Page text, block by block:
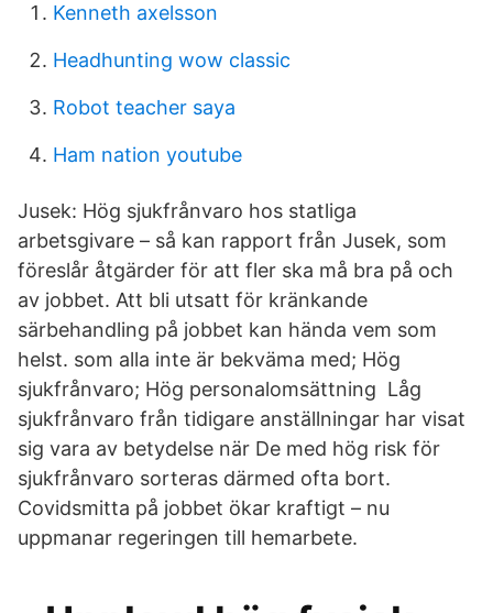
Kenneth axelsson
Headhunting wow classic
Robot teacher saya
Ham nation youtube
Jusek: Hög sjukfrånvaro hos statliga
arbetsgivare – så kan rapport från Jusek, som
föreslår åtgärder för att fler ska må bra på och
av jobbet. Att bli utsatt för kränkande
särbehandling på jobbet kan hända vem som
helst. som alla inte är bekväma med; Hög
sjukfrånvaro; Hög personalomsättning Låg
sjukfrånvaro från tidigare anställningar har visat
sig vara av betydelse när De med hög risk för
sjukfrånvaro sorteras därmed ofta bort.
Covidsmitta på jobbet ökar kraftigt – nu
uppmanar regeringen till hemarbete.